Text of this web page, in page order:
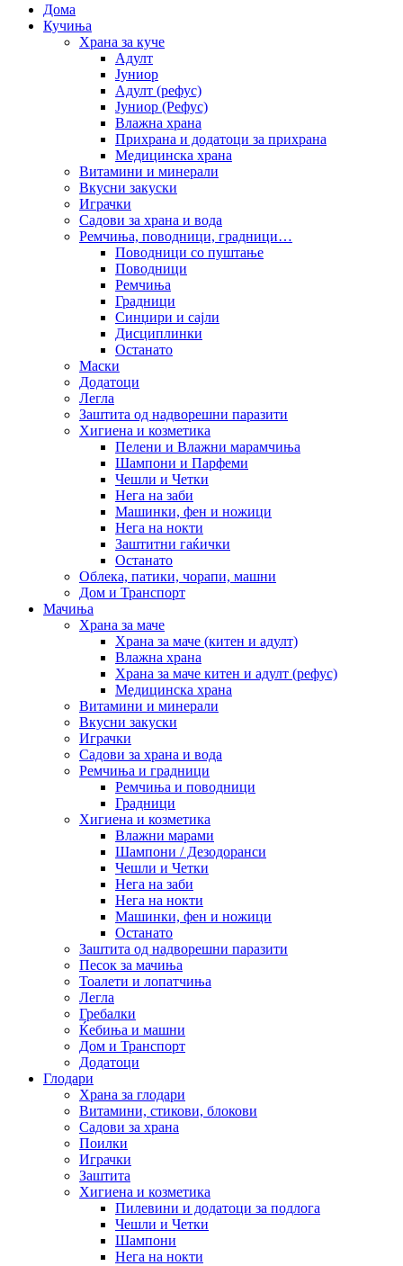
Дома
Кучиња
Храна за куче
Адулт
Јуниор
Адулт (рефус)
Јуниор (Рефус)
Влажна храна
Прихрана и додатоци за прихрана
Медицинска храна
Витамини и минерали
Вкусни закуски
Играчки
Садови за храна и вода
Ремчиња, поводници, градници…
Поводници со пуштање
Поводници
Ремчиња
Градници
Синџири и сајли
Дисциплинки
Останато
Маски
Додатоци
Легла
Заштита од надворешни паразити
Хигиена и козметика
Пелени и Влажни марамчиња
Шампони и Парфеми
Чешли и Четки
Нега на заби
Машинки, фен и ножици
Нега на нокти
Заштитни гаќички
Останато
Облека, патики, чорапи, машни
Дом и Транспорт
Мачиња
Храна за маче
Храна за маче (китен и адулт)
Влажна храна
Храна за маче китен и адулт (рефус)
Медицинска храна
Витамини и минерали
Вкусни закуски
Играчки
Садови за храна и вода
Ремчиња и градници
Ремчиња и поводници
Градници
Хигиена и козметика
Влажни марами
Шампони / Дезодоранси
Чешли и Четки
Нега на заби
Нега на нокти
Машинки, фен и ножици
Останато
Заштита од надворешни паразити
Песок за мачиња
Тоалети и лопатчиња
Легла
Гребалки
Ќебиња и машни
Дом и Транспорт
Додатоци
Глодари
Храна за глодари
Витамини, стикови, блокови
Садови за храна
Поилки
Играчки
Заштита
Хигиена и козметика
Пилевини и додатоци за подлога
Чешли и Четки
Шампони
Нега на нокти